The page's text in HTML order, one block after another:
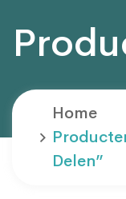
Home
Delen”